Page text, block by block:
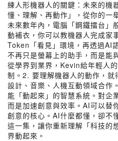
練人形機器人的關鍵：未來的機
懂、理解、再動作」，從你的一
未來數年內，電腦「鋼鐵擂台」
動補衣，你可以教機器人完成
Token「看見」環境，再透過AI
不再只是螢幕上的助手，而是能
從學界到業界，Kevin給年輕人
制。2. 要理解機器人的動作，
設計、音樂、人機互動領域合作
能「動起來」的智慧系統。對企
而是加速創意與效率。AI可以替
創意的核心。AI什麼都懂，卻不
這一集，讓你重新理解「科技的
界動起來。